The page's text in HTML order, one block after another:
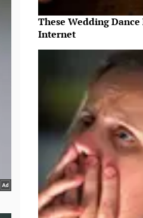
These Wedding
Internet